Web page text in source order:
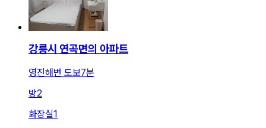
강릉시 연곡면의 아파트
영진해변 도보7분
방2
화장실1